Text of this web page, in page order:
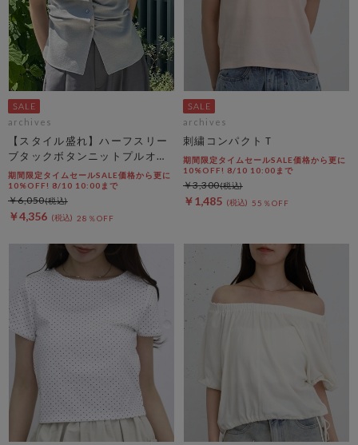
archives
【スタイル盛れ】ハーフスリー
ブタックボタンニットプルオー
バー
期間限定タイムセールSALE価格から更に
10%OFF! 8/10 10:00まで
￥4,356 28％OFF
￥6,050
archives
刺繍コンパクトＴ
期間限定タイムセールSALE価格から更に
10%OFF! 8/10 10:00まで
￥1,485 55％OFF
￥3,300